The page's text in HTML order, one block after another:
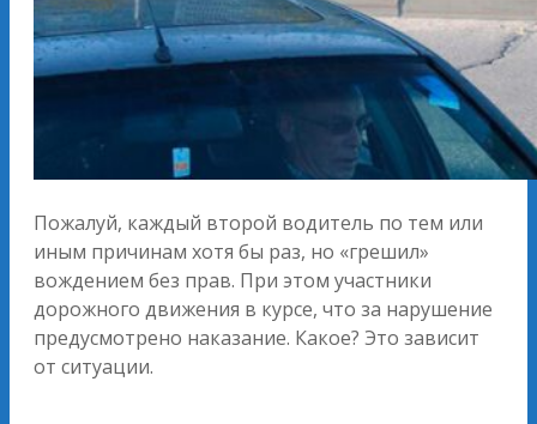
Пожалуй, каждый второй водитель по тем или
иным причинам хотя бы раз, но «грешил»
вождением без прав. При этом участники
дорожного движения в курсе, что за нарушение
предусмотрено наказание. Какое? Это зависит
от ситуации.